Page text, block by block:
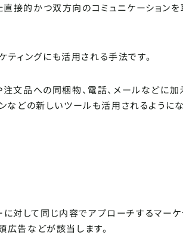
直接的かつ双方向のコミュニケーションを
ィングにも活用される手法です。
文品への同梱物、電話、メールなどに加
などの新しいツールも活用されるように
対して同じ内容でアプローチするマーケ
広告などが該当します。